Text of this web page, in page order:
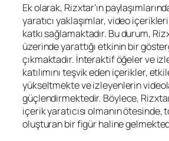
Ek olarak, Rizxtar’ın
yaratıcı yaklaşımlar, video
katkı sağlamaktadır. Bu durum,
üzerinde yarattığı etkinin bir
çıkmaktadır. İnteraktif öğeler ve
katılımını teşvik eden içerikler,
yükseltmekte ve izleyenlerin
güçlendirmektedir. Böylece,
içerik yaratıcısı olmanın ötesinde,
oluşturan bir figür haline